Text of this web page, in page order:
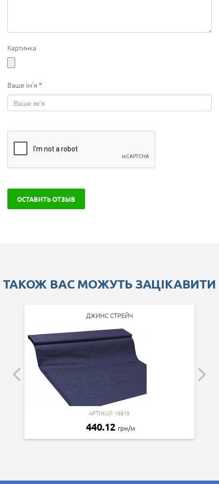
Картинка
Ваше ім'я*
ОСТАВИТЬ ОТЗЫВ
ТАКОЖ ВАС МОЖУТЬ ЗАЦІКАВИТИ
ДЖИНС СТРЕЙЧ
АРТИКУЛ: 16819
440.12 грн/м